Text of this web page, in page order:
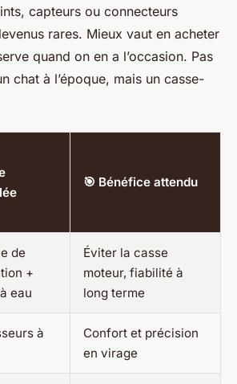
capteurs ou connecteurs
rares. Mieux vaut en acheter
quand on en a l’occasion. Pas
chat à l’époque, mais un casse-
🎯 Bénéfice attendu
de
+
eau
Éviter la casse
moteur, fiabilité à
long terme
à
Confort et précision
en virage